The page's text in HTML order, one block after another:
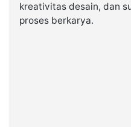
kreativitas desain, dan
proses berkarya.